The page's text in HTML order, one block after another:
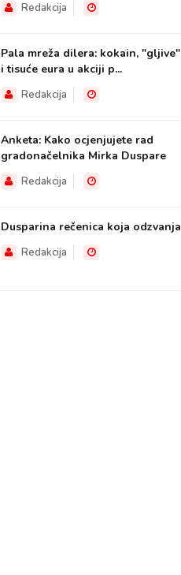
Redakcija
Pala mreža dilera: kokain, "gljive"
i tisuće eura u akciji p...
Redakcija
Anketa: Kako ocjenjujete rad
gradonačelnika Mirka Duspare
Redakcija
Dusparina rečenica koja odzvanja
Redakcija